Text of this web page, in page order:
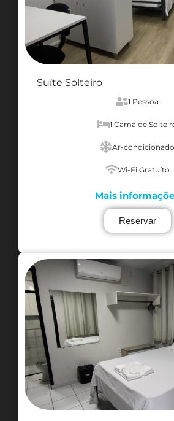
Suíte Solteiro
1 Pessoa
1 Cama de
Ar-condicionado
Wi-Fi Gratuíto
Mais
Reservar